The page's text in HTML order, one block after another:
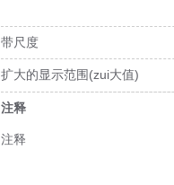
带尺度
扩大的显示范围(zui大值)
注释
注释